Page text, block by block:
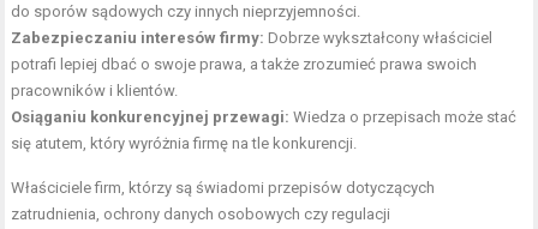
do sporów sądowych czy innych nieprzyjemności.
Zabezpieczaniu interesów firmy: Dobrze wykształcony właściciel
potrafi lepiej dbać o swoje prawa, a także zrozumieć prawa swoich
pracowników i klientów.
Osiąganiu konkurencyjnej przewagi: Wiedza o przepisach może stać
się atutem, który wyróżnia firmę na tle konkurencji.
Właściciele firm, którzy są świadomi przepisów dotyczących
zatrudnienia, ochrony danych osobowych czy regulacji